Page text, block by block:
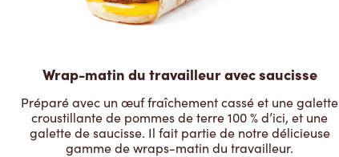
Wrap-matin du travailleur avec saucisse
Préparé avec un œuf fraîchement cassé et une galette
croustillante de pommes de terre 100 % d’ici, et une
galette de saucisse. Il fait partie de notre délicieuse
gamme de wraps-matin du travailleur.